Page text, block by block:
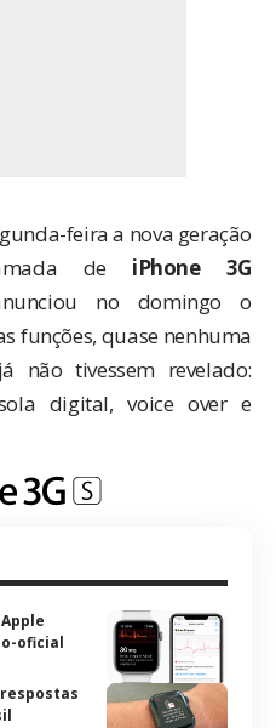
feira a nova geração
de iPhone 3G
no domingo o
funções, quase nenhuma
não tivessem revelado:
digital,voice overe
oficial